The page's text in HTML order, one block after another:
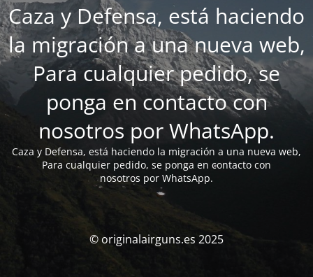
Caza y Defensa, está haciendo
la migración a una nueva web,
Para cualquier pedido, se
ponga en contacto con
nosotros por WhatsApp.
Caza y Defensa, está haciendo la migración a una nueva web,
Para cualquier pedido, se ponga en contacto con
nosotros por WhatsApp.
© originalairguns.es 2025